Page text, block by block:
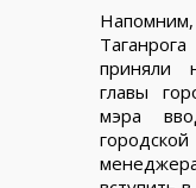
приняли
главы
мэра